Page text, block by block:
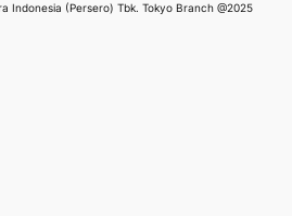
Indonesia (Persero) Tbk. Tokyo Branch @2025